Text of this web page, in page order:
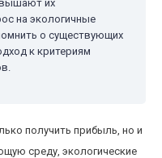
их
на экологичные
о существующих
к критериям
получить прибыль, но и
среду, экологические